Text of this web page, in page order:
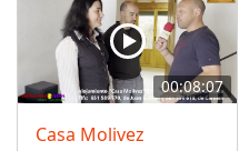
00:08:07
Casa Molivez